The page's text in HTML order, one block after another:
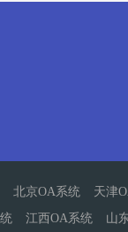
北京OA系统 天津
统
江西OA系统 山